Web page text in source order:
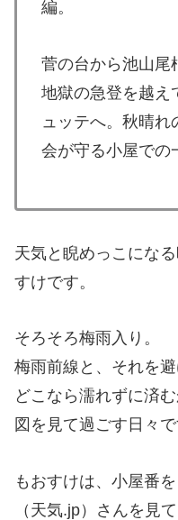
編。
菅の台から池山尾
地獄の急登を越え
ュッテへ。秋晴
会が守る小屋での
天気と睨めっこにな
すけです。
そろそろ梅雨入り。
梅雨前線と、それを
どこなら濡れずに済
図を見て過ごす日々で
もおすけは、小屋番
（天気.jp）さんを見て